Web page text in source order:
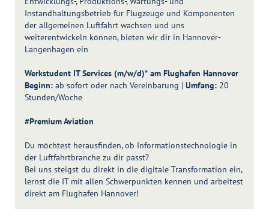
Instandhaltungsbetrieb für Flugzeuge und Komponenten
der allgemeinen Luftfahrt wachsen und uns
weiterentwickeln können, bieten wir dir in Hannover-
Langenhagen ein
Werkstudent IT Services (m/w/d)* am Flughafen Hannover
Beginn: ab sofort oder nach Vereinbarung | Umfang: 20
Stunden/Woche
#Premium Aviation
Du möchtest herausfinden, ob Informationstechnologie in
der Luftfahrtbranche zu dir passt?
Bei uns steigst du direkt in die digitale Transformation ein,
lernst die IT mit allen Schwerpunkten kennen und arbeitest
direkt am Flughafen Hannover!